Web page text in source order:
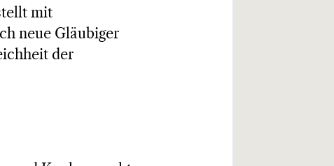
mit
neue Gläubiger
der